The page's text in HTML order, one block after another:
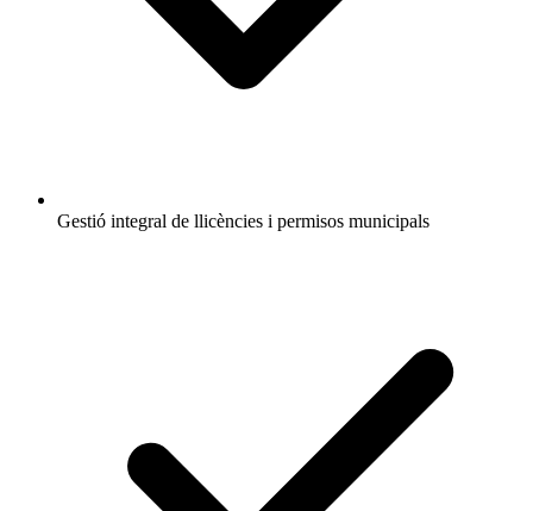
Gestió integral de llicències i permisos municipals